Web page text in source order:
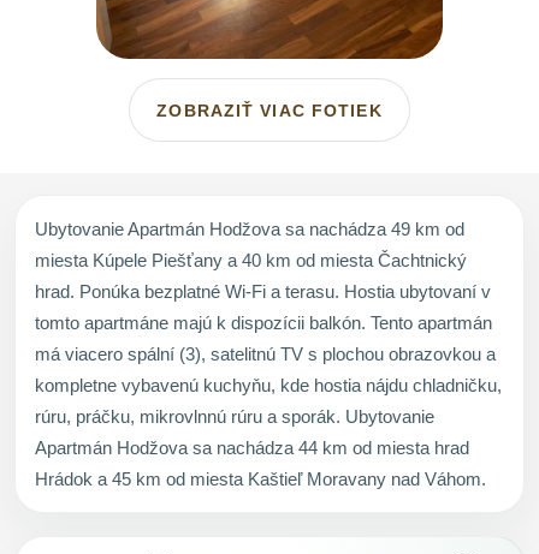
ZOBRAZIŤ VIAC FOTIEK
Ubytovanie Apartmán Hodžova sa nachádza 49 km od
miesta Kúpele Piešťany a 40 km od miesta Čachtnický
hrad. Ponúka bezplatné Wi-Fi a terasu. Hostia ubytovaní v
tomto apartmáne majú k dispozícii balkón. Tento apartmán
má viacero spální (3), satelitnú TV s plochou obrazovkou a
kompletne vybavenú kuchyňu, kde hostia nájdu chladničku,
rúru, práčku, mikrovlnnú rúru a sporák. Ubytovanie
Apartmán Hodžova sa nachádza 44 km od miesta hrad
Hrádok a 45 km od miesta Kaštieľ Moravany nad Váhom.